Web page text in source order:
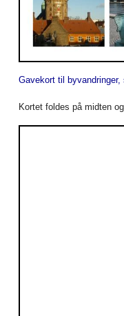
Gavekort til
Kortet foldes på midten